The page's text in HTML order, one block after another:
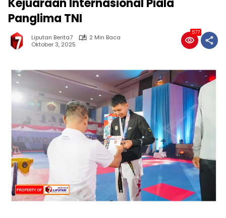
Kejuaraan Internasional Piala
Panglima TNI
Liputan Berita7
2 Min Baca
Oktober 3, 2025
577